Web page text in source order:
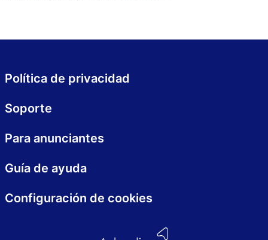
Política de privacidad
Soporte
Para anunciantes
Guía de ayuda
Configuración de cookies